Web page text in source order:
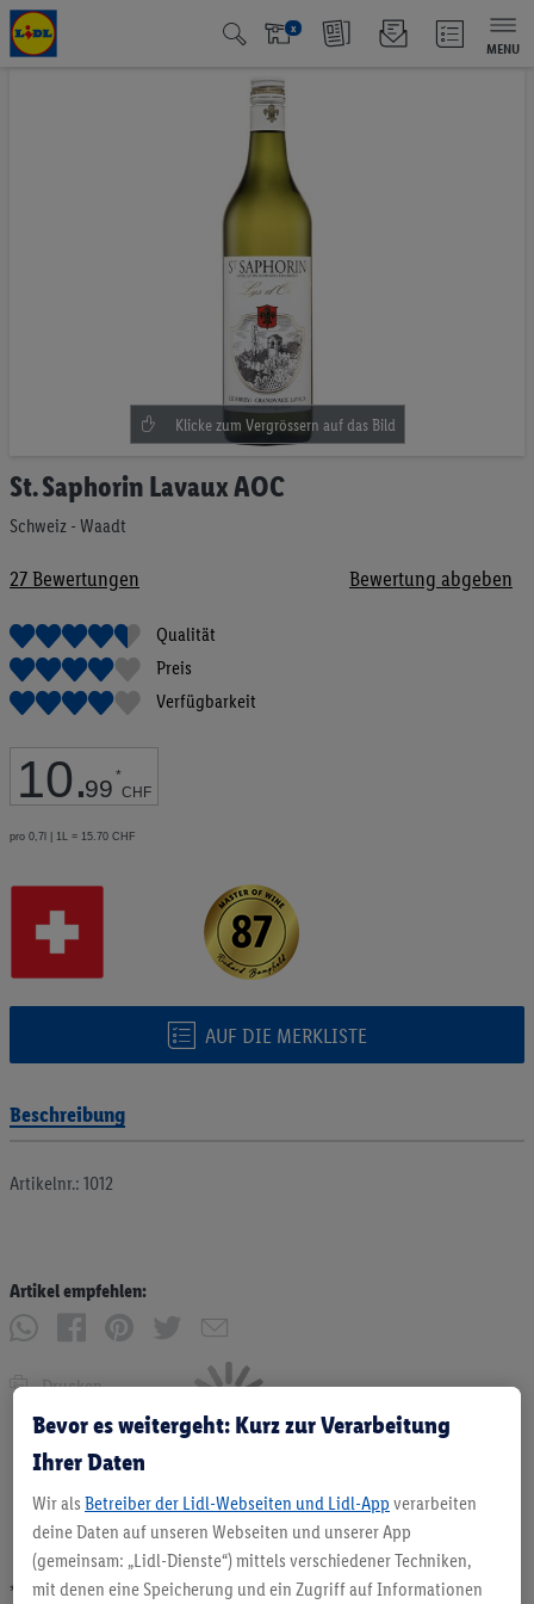
x
MENU
St. Saphorin Lavaux AOC
Schweiz - Waadt
27Bewertungen Bewertung abgeben
Qualität
Preis
Verfügbarkeit
10.99 *
CHF
pro 0,7l | 1L = 15.70 CHF
AUF DIE MERKLISTE
Zum
Anfang
der
springen
Beschreibung
Artikelnr.: 1012
Artikel empfehlen:
Drucken
* Angebote solange Vorrat. Abgabe nur in haushaltsüblichen Mengen. Verkauf
Bevor es weitergeht: Kurz zur Verarbeitung
Ihrer Daten
Wir als Betreiber der Lidl-Webseiten und Lidl-App verarbeiten
deine Daten auf unseren Webseiten und unserer App
(gemeinsam: „Lidl-Dienste“) mittels verschiedener Techniken,
mit denen eine Speicherung und ein Zugriff auf Informationen